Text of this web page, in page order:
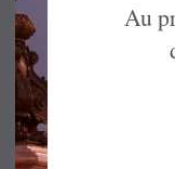
Au